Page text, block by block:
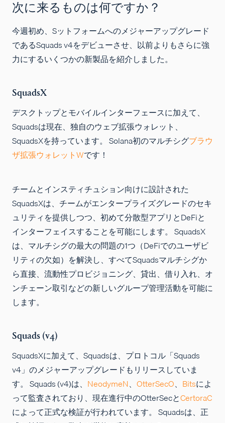
次に来るものは何ですか？
今週初め、Sットフォームへのメジャーアップグレード
であるSquads v4をデビューさせ、以前よりもさらに強
力にするいくつかの新製品を紹介しました。
SquadsX
デスクトップとモバイルインターフェースに加えて、
Squadsは現在、独自のウェブ拡張ウォレット、
SquadsXを持っています。 Solana初のマルチシグブラウ
ザ拡張ウォレットWです！
チームとインスティチュション向けに設計された
SquadsXは、チームがエンタープライズグレードのセキ
ュリティを提供しつつ、初めて分散型アプリとDeFiと
インターフェイスすることを可能にします。 SquadsX
は、マルチシグの最大の問題の1つ（DeFiでのユーザビ
リティの欠如）を解決し、すべてSquadsマルチシグか
ら直接、流動性プロビジョニング、貸出、借り入れ、オ
ンチェーン取引などの新しいグループ管理活動を可能に
します。
Squads (v4)
SquadsXに加えて、Squadsは、プロトコル「Squads
v4」のメジャーアップグレードもリリースしていま
す。 Squads (v4)は、 NeodymeN、 OtterSecO、 Bitsによ
って監査されており、現在進行中のOtterSecとCertoraC
によって正式な検証が行われています。 Squadsは、正